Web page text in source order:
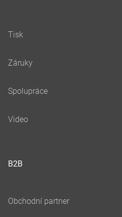
B2B